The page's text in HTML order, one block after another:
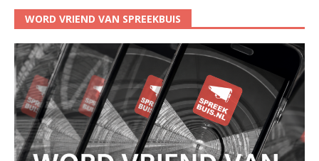
WORD VRIEND VAN SPREEKBUIS